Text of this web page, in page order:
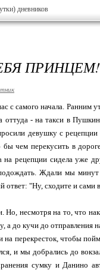
дневников
с самого начала.
- на такси в
девушку с рецепции
чем перекусить в
на рецепции сидела уже
Ждали мы
ответ: "Ну, сходите и сами
несмотря на то, что
а до кучи до отправления
перекресток, чтобы
и мы добрались до
сумку и Данино